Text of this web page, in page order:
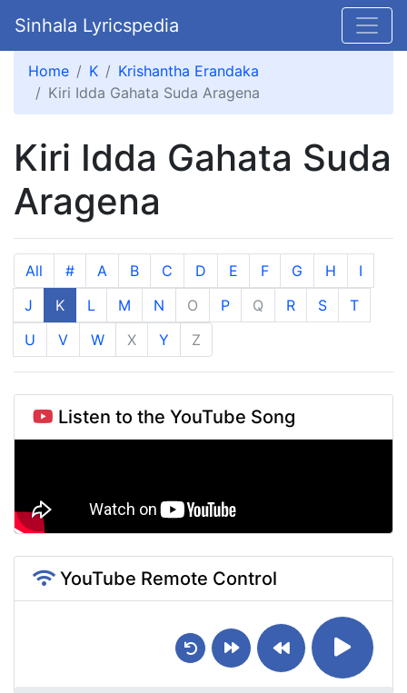
Sinhala Lyricspedia
Home K
Krishantha Erandaka
Kiri Idda Gahata Suda Aragena
Kiri Idda Gahata Suda
Aragena
All # A B C D E F G H
I
J
K L M N O P Q R S
T
U
V W X Y Z
Listen to the YouTube Song
YouTube Remote Control